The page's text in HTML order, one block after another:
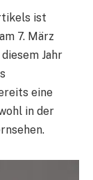
ist
7. März
Jahr
eine
in der